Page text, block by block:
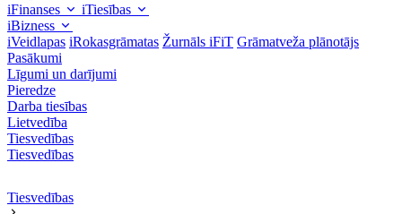
iFinanses
iTiesības
iBizness
iVeidlapas iRokasgrāmatas Žurnāls iFiT Grāmatveža plānotājs
Pasākumi
Līgumi un darījumi
Pieredze
Darba tiesības
Lietvedība
Tiesvedības
Tiesvedības
Tiesvedības